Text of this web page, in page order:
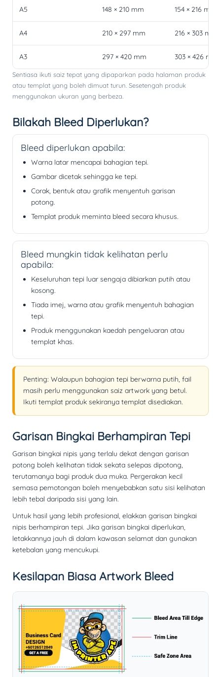
A5 148 × 210 mm 154 × 216 mm
A4 210 × 297 mm 216 × 303 mm
A3 297 × 420 mm 303 × 426 mm
Sentiasa ikuti saiz tepat yang dipaparkan pada halaman produk
atau templat yang boleh dimuat turun. Sesetengah produk
menggunakan ukuran yang berbeza.
Bilakah Bleed Diperlukan?
Bleed diperlukan apabila:
Warna latar mencapai bahagian tepi.
Gambar dicetak sehingga ke tepi.
Corak, bentuk atau grafik menyentuh garisan
potong.
Templat produk meminta bleed secara khusus.
Bleed mungkin tidak kelihatan perlu
apabila:
Keseluruhan tepi luar sengaja dibiarkan putih atau
kosong.
Tiada imej, warna atau grafik menyentuh bahagian
tepi.
Produk menggunakan kaedah pengeluaran atau
templat khas.
Penting: Walaupun bahagian tepi berwarna putih, fail
masih perlu menggunakan saiz artwork yang betul.
Ikuti templat produk sekiranya templat disediakan.
Garisan Bingkai Berhampiran Tepi
Garisan bingkai nipis yang terlalu dekat dengan garisan
potong boleh kelihatan tidak sekata selepas dipotong,
terutamanya bagi produk dua muka. Pergerakan kecil
semasa pemotongan boleh menyebabkan satu sisi kelihatan
lebih tebal daripada sisi yang lain.
Untuk hasil yang lebih profesional, elakkan garisan bingkai
nipis berhampiran tepi. Jika garisan bingkai diperlukan,
letakkannya jauh di dalam kawasan selamat dan gunakan
ketebalan yang mencukupi.
Kesilapan Biasa Artwork Bleed